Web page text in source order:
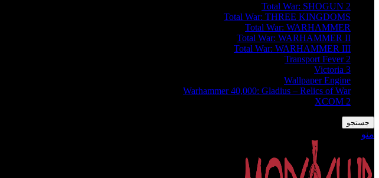
Total War: SHOGUN 2
Total War: THREE KINGDOMS
Total War: WARHAMMER
Total War: WARHAMMER II
Total War: WARHAMMER III
Transport Fever 2
Victoria 3
Wallpaper Engine
Warhammer 40,000: Gladius – Relics of War
XCOM 2
جستجو
منو